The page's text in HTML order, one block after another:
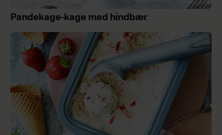
Pandekage-kage med hindbær